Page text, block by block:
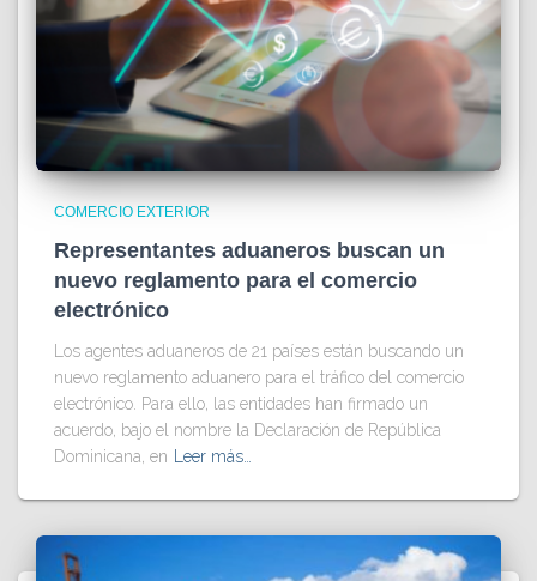
COMERCIO EXTERIOR
Representantes aduaneros buscan un
nuevo reglamento para el comercio
electrónico
Los agentes aduaneros de 21 países están buscando un
nuevo reglamento aduanero para el tráfico del comercio
electrónico. Para ello, las entidades han firmado un
acuerdo, bajo el nombre la Declaración de República
Dominicana, en
Leer más…